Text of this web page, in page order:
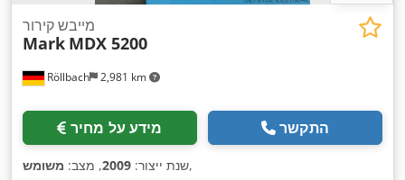
Röllbach 2,981 km
מייבש קירור
Mark MDX 5200
מידע על מחיר התקשר
שנת ייצור: 2009, מצב: משומש ,